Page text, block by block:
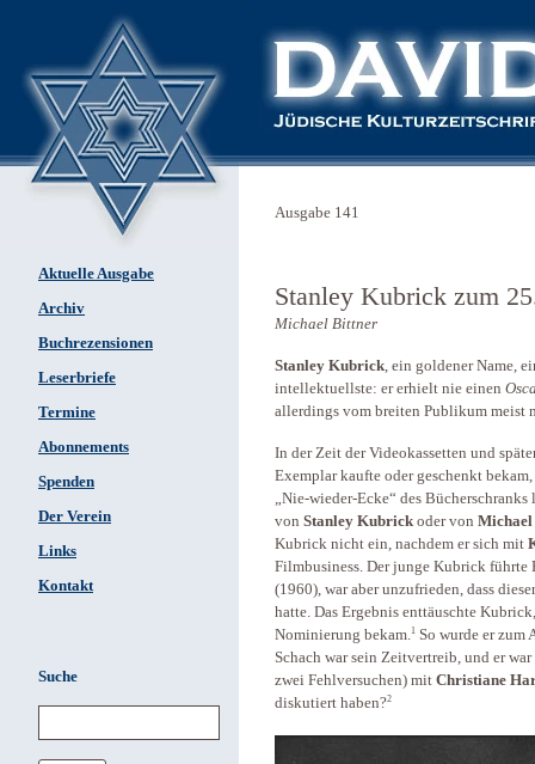
Aktuelle Ausgabe
Archiv
Buchrezensionen
Leserbriefe
Termine
Abonnements
Spenden
Der Verein
Links
Kontakt
Suche
Ausgabe 141
Stanley Kubrick zum
Michael Bittner
Stanley Kubrick, ein goldener Name,
intellektuellste: er erhielt nie einen
allerdings vom breiten Publikum meist
In der Zeit der Videokassetten und
Exemplar kaufte oder geschenkt
„Nie-wieder-Ecke“ des
von Stanley Kubrick oder von Michael
Kubrick nicht ein, nachdem er sich mit
Filmbusiness. Der junge Kubrick
(1960), war aber unzufrieden, dass
hatte. Das Ergebnis enttäuschte
Nominierung bekam.1 So wurde er zum
Schach war sein Zeitvertreib, und er
zwei Fehlversuchen) mit Christiane
diskutiert haben?2